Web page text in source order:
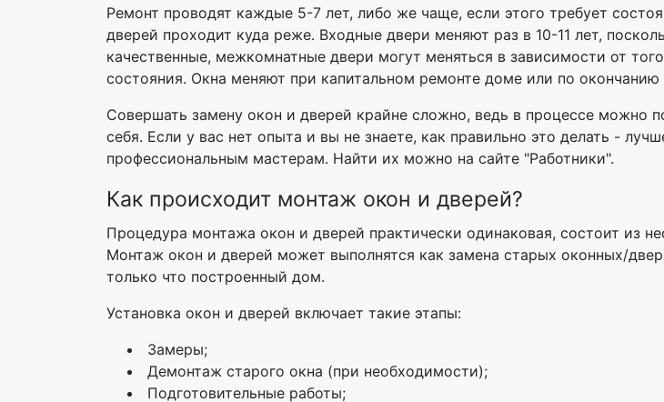
Ремонт проводят каждые 5-7 лет, либо же чаще, если этого требует
дверей проходит куда реже. Входные двери меняют раз в 10-11 лет,
качественные, межкомнатные двери могут меняться в зависимости от
состояния. Окна меняют при капитальном ремонте доме или по окончанию
Совершать замену окон и дверей крайне сложно, ведь в процессе можно
себя. Если у вас нет опыта и вы не знаете, как правильно это делать -
профессиональным мастерам. Найти их можно на сайте "Работники".
Как происходит монтаж окон и дверей?
Процедура монтажа окон и дверей практически одинаковая, состоит из
Монтаж окон и дверей может выполнятся как замена старых оконных/
только что построенный дом.
Установка окон и дверей включает такие этапы:
Замеры;
Демонтаж старого окна (при необходимости);
Подготовительные работы;